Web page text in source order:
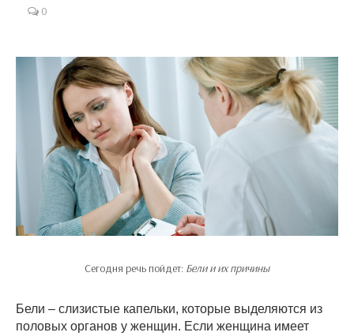
0
Сегодня речь пойдет: Бели и их причины
Бели – слизистые капельки, которые выделяются из
половых органов у женщин. Если женщина имеет